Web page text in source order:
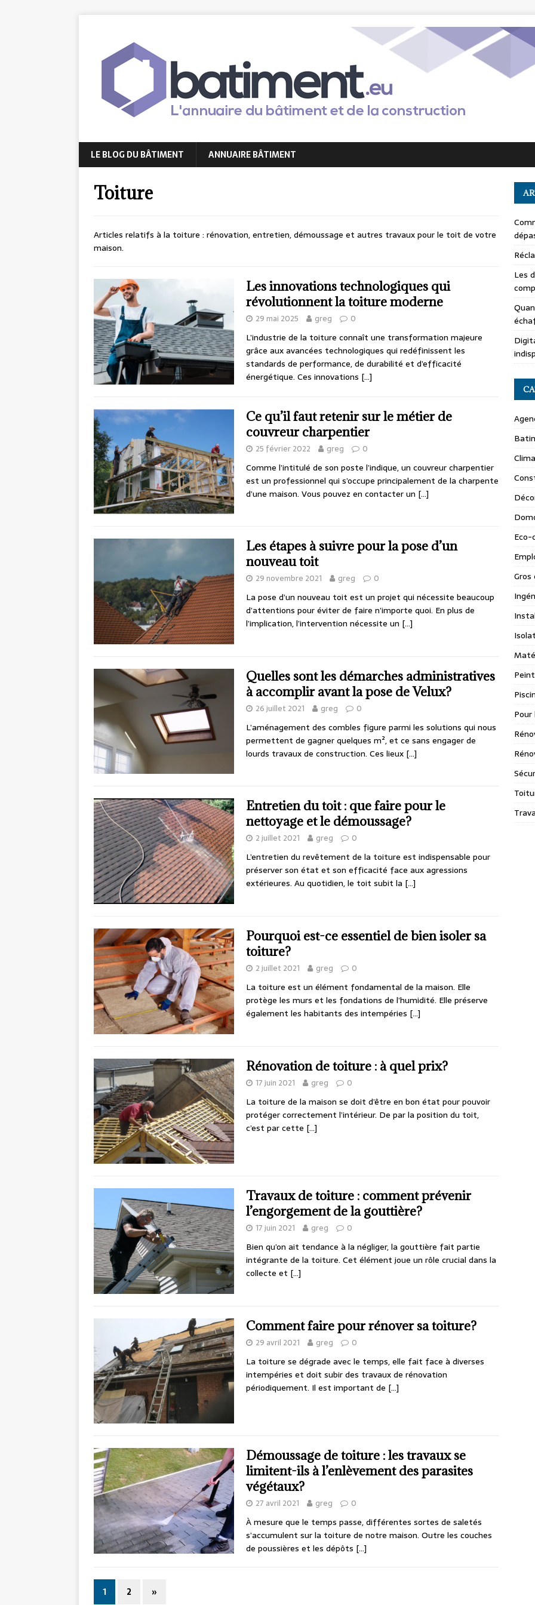
LE BLOG DU BÂTIMENT ANNUAIRE BÂTIMENT
Toiture
Articles relatifs à la toiture : rénovation, entretien, démoussage et autres travaux pour le toit de votre
maison.
Les innovations technologiques qui
révolutionnent la toiture moderne
29 mai 2025 greg 0
L’industrie de la toiture connaît une transformation majeure
grâce aux avancées technologiques qui redéfinissent les
standards de performance, de durabilité et d’efficacité
énergétique. Ces innovations […]
Ce qu’il faut retenir sur le métier de
couvreur charpentier
25 février 2022 greg 0
Comme l’intitulé de son poste l’indique, un couvreur charpentier
est un professionnel qui s’occupe principalement de la charpente
d’une maison. Vous pouvez en contacter un […]
Les étapes à suivre pour la pose d’un
nouveau toit
29 novembre 2021 greg 0
La pose d’un nouveau toit est un projet qui nécessite beaucoup
d’attentions pour éviter de faire n’importe quoi. En plus de
l’implication, l’intervention nécessite un […]
Quelles sont les démarches administratives
à accomplir avant la pose de Velux?
26 juillet 2021 greg 0
L’aménagement des combles figure parmi les solutions qui nous
permettent de gagner quelques m², et ce sans engager de
lourds travaux de construction. Ces lieux […]
Entretien du toit : que faire pour le
nettoyage et le démoussage?
2 juillet 2021 greg 0
L’entretien du revêtement de la toiture est indispensable pour
préserver son état et son efficacité face aux agressions
extérieures. Au quotidien, le toit subit la […]
Pourquoi est-ce essentiel de bien isoler sa
toiture?
2 juillet 2021 greg 0
La toiture est un élément fondamental de la maison. Elle
protège les murs et les fondations de l’humidité. Elle préserve
également les habitants des intempéries […]
Rénovation de toiture : à quel prix?
17 juin 2021 greg 0
La toiture de la maison se doit d’être en bon état pour pouvoir
protéger correctement l’intérieur. De par la position du toit,
c’est par cette […]
Travaux de toiture : comment prévenir
l’engorgement de la gouttière?
17 juin 2021 greg 0
Bien qu’on ait tendance à la négliger, la gouttière fait partie
intégrante de la toiture. Cet élément joue un rôle crucial dans la
collecte et […]
Comment faire pour rénover sa toiture?
29 avril 2021 greg 0
La toiture se dégrade avec le temps, elle fait face à diverses
intempéries et doit subir des travaux de rénovation
périodiquement. Il est important de […]
Démoussage de toiture : les travaux se
limitent-ils à l’enlèvement des parasites
végétaux?
27 avril 2021 greg 0
À mesure que le temps passe, différentes sortes de saletés
s’accumulent sur la toiture de notre maison. Outre les couches
de poussières et les dépôts […]
1 2 »
Les
Gros